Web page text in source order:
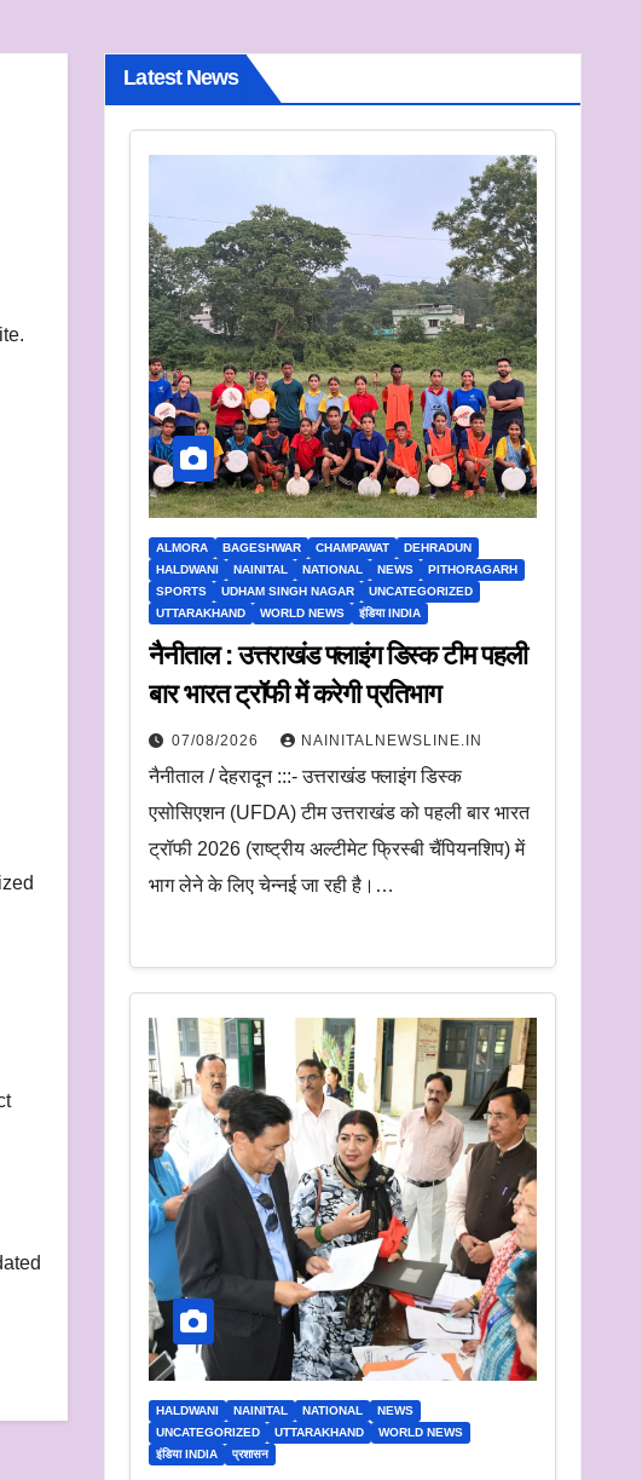
Latest News
ALMORA BAGESHWAR CHAMPAWAT
DEHRADUN
HALDWANI
NAINITAL NATIONAL NEWS
PITHORAGARH
SPORTS
UDHAM SINGH NAGAR
UNCATEGORIZED
UTTARAKHAND
WORLD NEWS इंडिया INDIA
नैनीताल : उत्तराखंड फ्लाइंग डिस्क टीम पहली
बार भारत ट्रॉफी में करेगी प्रतिभाग
07/08/2026 NAINITALNEWSLINE.IN
नैनीताल / देहरादून :::- उत्तराखंड फ्लाइंग डिस्क
एसोसिएशन (UFDA) टीम उत्तराखंड को पहली बार भारत
ट्रॉफी 2026 (राष्ट्रीय अल्टीमेट फ्रिस्बी चैंपियनशिप) में
भाग लेने के लिए चेन्नई जा रही है।…
HALDWANI NAINITAL NATIONAL
NEWS
UNCATEGORIZED
UTTARAKHAND
WORLD NEWS
इंडिया INDIA
प्रशासन